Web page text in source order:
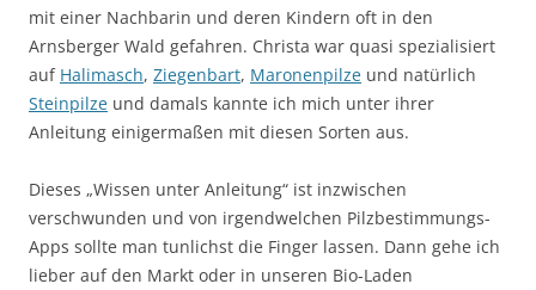
mit einer Nachbarin und deren Kindern oft in den
Arnsberger Wald gefahren. Christa war quasi spezialisiert
auf Halimasch, Ziegenbart, Maronenpilze und natürlich
Steinpilze und damals kannte ich mich unter ihrer
Anleitung einigermaßen mit diesen Sorten aus.
Dieses „Wissen unter Anleitung“ ist inzwischen
verschwunden und von irgendwelchen Pilzbestimmungs-
Apps sollte man tunlichst die Finger lassen. Dann gehe ich
lieber auf den Markt oder in unseren Bio-Laden